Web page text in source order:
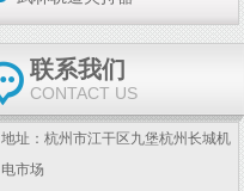
联系我们
CONTACT US
地址：杭州市江干区九堡杭州长城机
电市场